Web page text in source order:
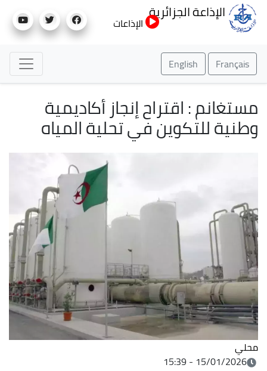
إلى
الإذاعة الجزائرية
الإذاعات
Français
English
مستغانم : اقتراح إنجاز أكاديمية
وطنية للتكوين في تحلية المياه
محلي
15/01/2026 - 15:39